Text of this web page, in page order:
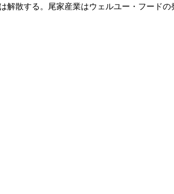
散する。尾家産業はウェルユー・フードの